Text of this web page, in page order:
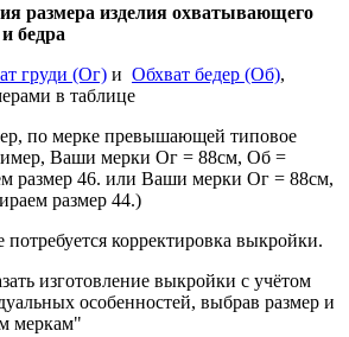
размера изделия охватывающего
бедра
груди (Ог) и Обхват бедер (Об),
в таблице
по мерке превышающей типовое
Ваши мерки Ог = 88см, Об =
размер 46. или Ваши мерки Ог = 88см,
размер 44.)
корректировка выкройки.
изготовление выкройки с учётом
особенностей, выбрав размер и
меркам"